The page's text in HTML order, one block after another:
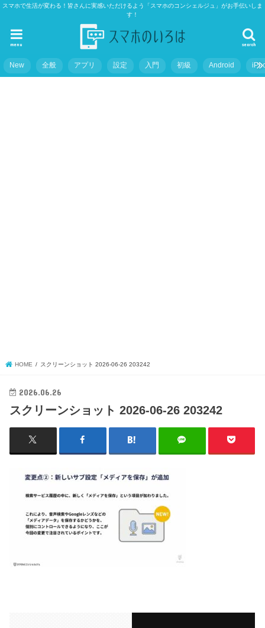
スマホで生活が変わる！皆さんに実感いただけるよう「スマホのコンシェルジュ」がお手伝いしま
す！
search
menu
New 全般 アプリ 設定 入門 初級 Android
HOME スクリーンショット 2026-06-26 203242
2026.06.26
スクリーンショット 2026-06-26 203242